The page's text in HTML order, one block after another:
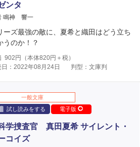
ンタ
鳴神 響一
ーズ最強の敵に、夏希と織田はどう立ち
うのか！？
902 円（本体820円＋税）
日：2022年08月24日
判型：文庫判
一般文庫
試し読みをする
電子版
学捜査官 真田夏希 サイレント・
コイズ